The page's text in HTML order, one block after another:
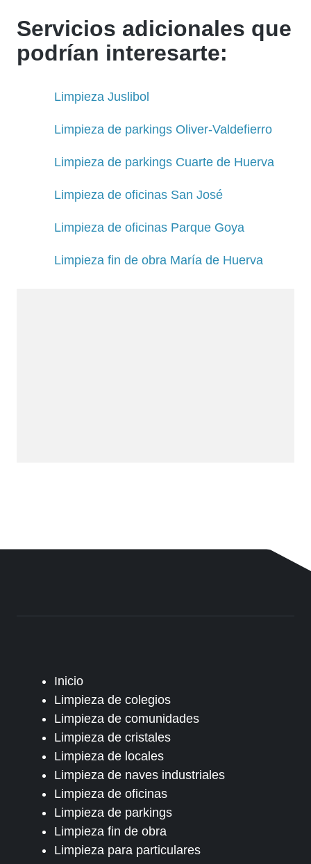
Servicios adicionales que
podrían interesarte:
Limpieza Juslibol
Limpieza de parkings Oliver-Valdefierro
Limpieza de parkings Cuarte de Huerva
Limpieza de oficinas San José
Limpieza de oficinas Parque Goya
Limpieza fin de obra María de Huerva
Inicio
Limpieza de colegios
Limpieza de comunidades
Limpieza de cristales
Limpieza de locales
Limpieza de naves industriales
Limpieza de oficinas
Limpieza de parkings
Limpieza fin de obra
Limpieza para particulares